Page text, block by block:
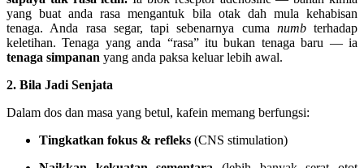
yang buat anda rasa mengantuk bila otak dah mula kehabisan
tenaga. Anda rasa segar, tapi sebenarnya cuma numbterhadap
keletihan. Tenaga yang anda “rasa” itu bukan tenaga baru — ia
tenaga simpanan yang anda paksa keluar lebih awal.
2. Bila Jadi Senjata
Dalam dos dan masa yang betul, kafein memang berfungsi:
Tingkatkan fokus & refleks (CNS stimulation)